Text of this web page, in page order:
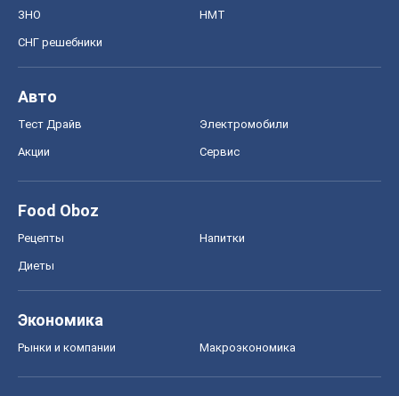
ЗНО НМТ
СНГ решебники
Авто
Тест Драйв Электромобили
Акции Сервис
Food Oboz
Рецепты Напитки
Диеты
Экономика
Рынки и компании Mакроэкономика